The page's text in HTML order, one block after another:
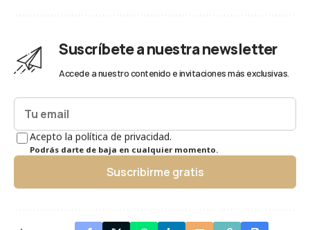
Suscríbete a nuestra newsletter
Accede a nuestro contenido e invitaciones más exclusivas.
Acepto la política de privacidad.
Podrás darte de baja en cualquier momento.
Suscribirme gratis